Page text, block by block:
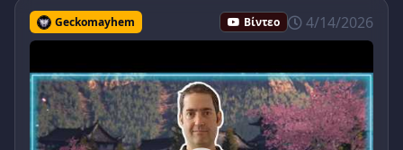
Geckomayhem Βίντεο 4/14/2026